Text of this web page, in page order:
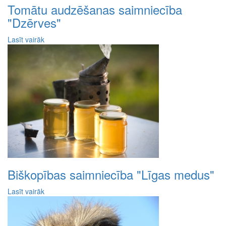
Tomātu audzēšanas saimniecība
"Dzērves"
Lasīt vairāk
Biškopības saimniecība "Līgas medus"
Lasīt vairāk